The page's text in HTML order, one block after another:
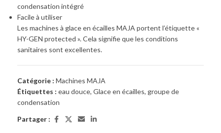
condensation intégré
Facile à utiliser
Les machines à glace en écailles MAJA portent l’étiquette «
HY-GEN protected ». Cela signifie que les conditions
sanitaires sont excellentes.
Catégorie : Machines MAJA
Étiquettes : eau douce, Glace en écailles, groupe de
condensation
Partager :